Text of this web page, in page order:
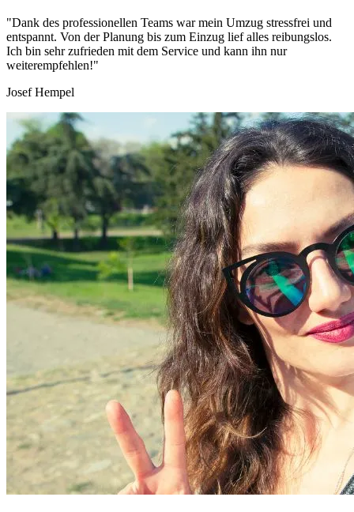
"Dank des professionellen Teams war mein Umzug stressfrei und
entspannt. Von der Planung bis zum Einzug lief alles reibungslos.
Ich bin sehr zufrieden mit dem Service und kann ihn nur
weiterempfehlen!"
Josef Hempel